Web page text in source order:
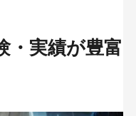
・実績が豊富